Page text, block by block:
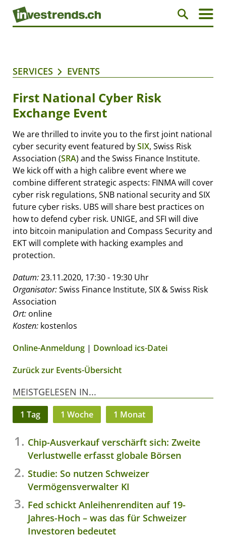
SERVICES EVENTS
First National Cyber Risk
Exchange Event
We are thrilled to invite you to the first joint national
cyber security event featured bySIX, Swiss Risk
Association (SRA) and the Swiss Finance Institute.
We kick off with a high calibre event where we
combine different strategic aspects: FINMA will cover
cyber risk regulations, SNB national security and SIX
future cyber risks. UBS will share best practices on
how to defend cyber risk. UNIGE, and SFI will dive
into bitcoin manipulation and Compass Security and
EKT will complete with hacking examples and
protection.
Datum:23.11.2020, 17:30 - 19:30 Uhr
Organisator:Swiss Finance Institute, SIX & Swiss Risk
Association
Ort: online
Kosten: kostenlos
Online-Anmeldung | Download ics-Datei
Zurück zur Events-Übersicht
MEISTGELESEN IN...
1 Tag 1 Woche 1 Monat
Chip-Ausverkauf verschärft sich: Zweite
Verlustwelle erfasst globale Börsen
Studie: So nutzen Schweizer
Vermögensverwalter KI
Fed schickt Anleihenrenditen auf 19-
Jahres-Hoch – was das für Schweizer
Investoren bedeutet